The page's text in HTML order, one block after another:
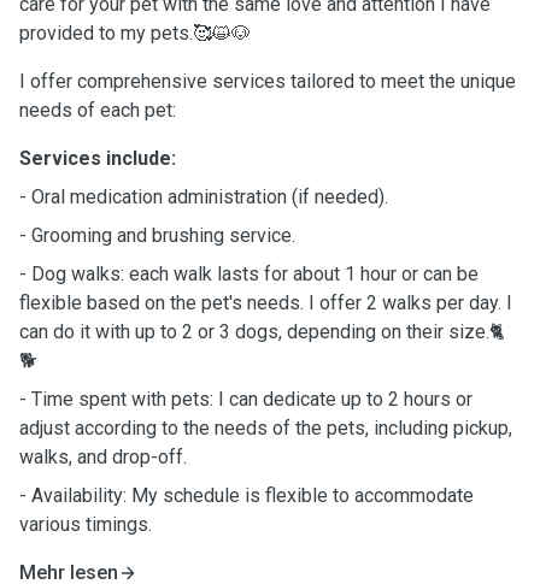
provided to my pets.🥰😺🐶
I offer comprehensive services tailored to meet the unique
needs of each pet:
Services include:
- Oral medication administration (if needed).
- Grooming and brushing service.
- Dog walks: each walk lasts for about 1 hour or can be
flexible based on the pet's needs. I offer 2 walks per day. I
can do it with up to 2 or 3 dogs, depending on their size.🐈
🐕
- Time spent with pets: I can dedicate up to 2 hours or
adjust according to the needs of the pets, including pickup,
walks, and drop-off.
- Availability: My schedule is flexible to accommodate
various timings.
Mehr lesen